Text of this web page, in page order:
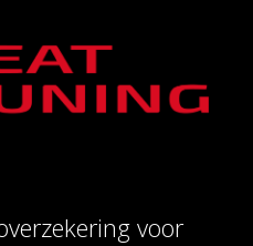
voor